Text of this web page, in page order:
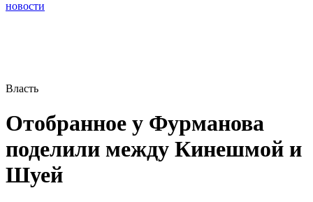
новости
Власть
Отобранное у Фурманова
поделили между Кинешмой и
Шуей